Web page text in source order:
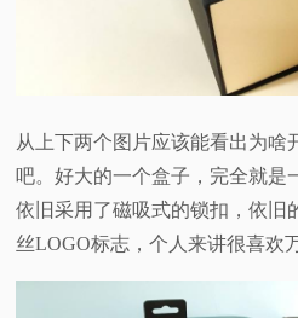
从上下两个图片应该能看出为啥
吧。好大的一个盒子，完全就是
依旧采用了磁吸式的锁扣，依旧
丝LOGO标志，个人来讲很喜欢